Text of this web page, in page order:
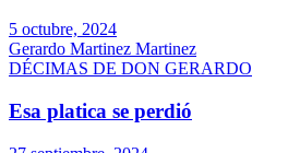
5 octubre, 2024
Gerardo Martinez Martinez
DÉCIMAS DE DON GERARDO
Esa platica se perdió